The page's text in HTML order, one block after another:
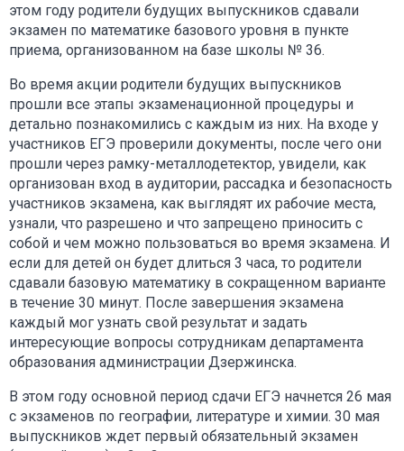
этом году родители будущих выпускников сдавали
экзамен по математике базового уровня в пункте
приема, организованном на базе школы № 36.
Во время акции родители будущих выпускников
прошли все этапы экзаменационной процедуры и
детально познакомились с каждым из них. На входе у
участников ЕГЭ проверили документы, после чего они
прошли через рамку-металлодетектор, увидели, как
организован вход в аудитории, рассадка и безопасность
участников экзамена, как выглядят их рабочие места,
узнали, что разрешено и что запрещено приносить с
собой и чем можно пользоваться во время экзамена. И
если для детей он будет длиться 3 часа, то родители
сдавали базовую математику в сокращенном варианте
в течение 30 минут. После завершения экзамена
каждый мог узнать свой результат и задать
интересующие вопросы сотрудникам департамента
образования администрации Дзержинска.
В этом году основной период сдачи ЕГЭ начнется 26 мая
с экзаменов по географии, литературе и химии. 30 мая
выпускников ждет первый обязательный экзамен